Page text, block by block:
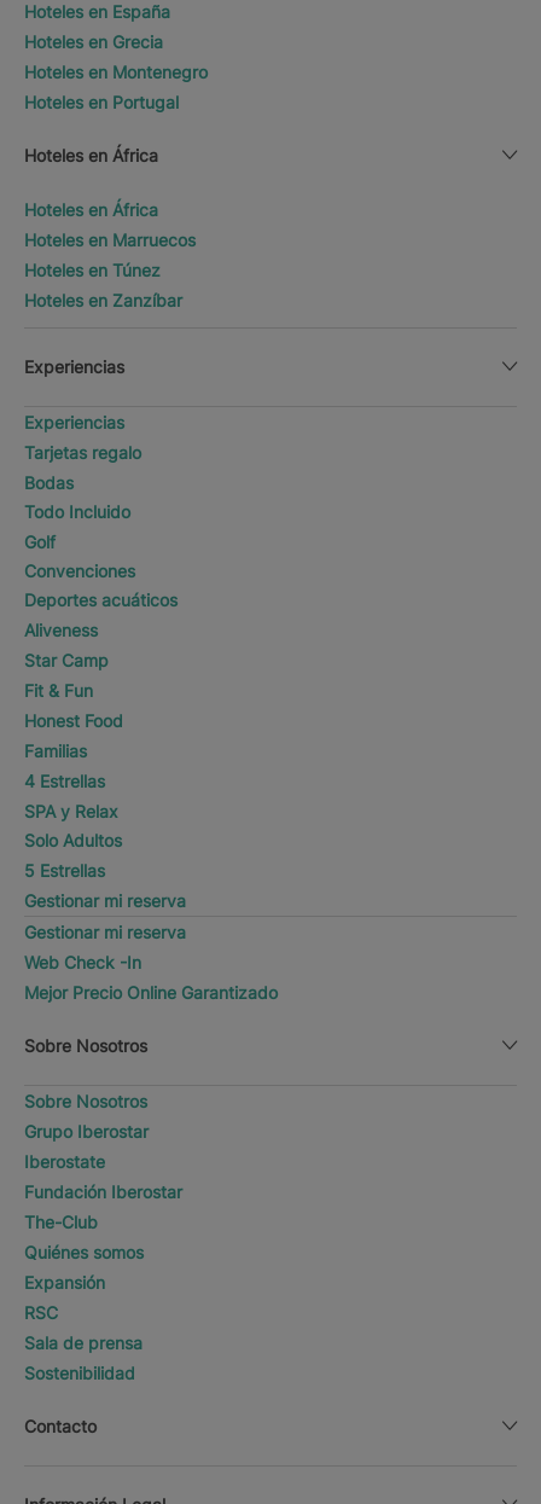
Hoteles en España
Hoteles en Grecia
Hoteles en Montenegro
Hoteles en Portugal
Hoteles en África
Hoteles en África
Hoteles en Marruecos
Hoteles en Túnez
Hoteles en Zanzíbar
Experiencias
Experiencias
Tarjetas regalo
Bodas
Todo Incluido
Golf
Convenciones
Deportes acuáticos
Aliveness
Star Camp
Fit & Fun
Honest Food
Familias
4 Estrellas
SPA y Relax
Solo Adultos
5 Estrellas
Gestionar mi reserva
Gestionar mi reserva
Web Check -In
Mejor Precio Online Garantizado
Sobre Nosotros
Sobre Nosotros
Grupo Iberostar
Iberostate
Fundación Iberostar
The-Club
Quiénes somos
Expansión
RSC
Sala de prensa
Sostenibilidad
Contacto